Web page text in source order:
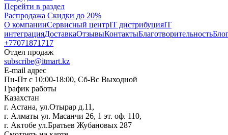
Перейти в раздел
Распродажа Скидки до 20%
О компанииСервисный центрIT дистрибуцияIT
интеграцияДоставкаОтзывыКонтактыБлаготворительность
+77071871717
Отдел продаж
subscribe@itmart.kz
E-mail адрес
Пн-Пт с 10:00-18:00, Сб-Вс Выходной
График работы
Казахстан
г. Астана, ул.Отырар д.11,
г. Алматы ул. Масанчи 26, 1 эт. оф. 110,
г. Актобе ул.Братьев Жубановых 287